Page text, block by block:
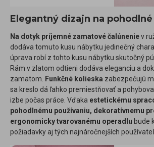
Elegantný dizajn na
Na dotyk príjemné zamatové čalúneniev
dodáva tomuto kusu nábytku jedinečný
úprava robí z tohto kusu nábytku skutočný
Rám v zlatom odtieni dodáva eleganciu a
zamatom.
Funkčné kolieska zabezpečujú
sa kreslo dá ľahko premiestňovať a
izbe počas práce. Vďaka estetickému
pohodlnému používaniu, dekoratívnemu
ergonomicky tvarovanému operadlu bude
požiadavky aj tých najnáročnejších